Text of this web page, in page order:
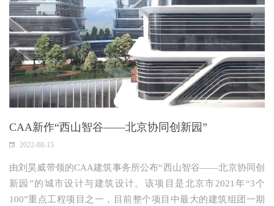
CAA新作“西山智谷——北京协同创新园”
2022-08-15
由刘昊威带领的CAA建筑事务所公布“西山智谷——北京协同创
新园”的城市设计与建筑设计。该项目是北京市2021年“3个
100”重点工程项目之一，目前整个项目中最大的建筑组团一期